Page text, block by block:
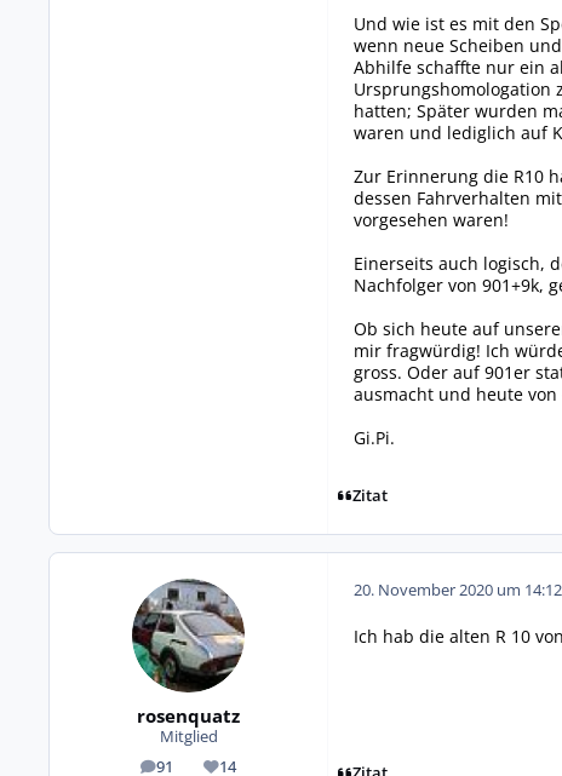
Und wie ist es mit den
wenn neue Scheiben
Abhilfe schaffte nur ein
Ursprungshomologation
hatten; Später wurden
waren und lediglich auf
Zur Erinnerung die R10
dessen Fahrverhalten
vorgesehen waren!
Einerseits auch logisch,
Nachfolger von 901+9k,
Ob sich heute auf
mir fragwürdig! Ich
gross. Oder auf 901er
ausmacht und heute
Gi.Pi.
Zitat
rosenquatz
Mitglied
91
Beiträge 14
Reputation
20. November 2020 um 14:12
Ich hab die alten R 10